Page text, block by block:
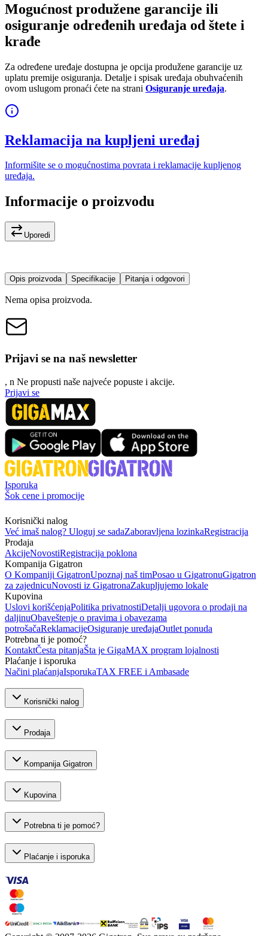
Mogućnost produžene garancije ili
osiguranje određenih uređaja od štete i
krađe
Za određene uređaje dostupna je opcija produžene garancije uz
uplatu premije osiguranja. Detalje i spisak uređaja obuhvaćenih
ovom uslugom pronaći ćete na strani Osiguranje uređaja.
Reklamacija na kupljeni uređaj
Informišite se o mogućnostima povrata i reklamacije kupljenog
uređaja.
Informacije o proizvodu
Uporedi
Opis proizvoda Specifikacije Pitanja i odgovori
Nema opisa proizvoda.
Prijavi se na naš newsletter
, n Ne propusti naše najveće popuste i akcije.
Prijavi se
Isporuka
Šok cene i promocije
Korisnički nalog
Već imaš nalog? Uloguj se sadaZaboravljena lozinkaRegistracija
Prodaja
AkcijeNovostiRegistracija poklona
Kompanija Gigatron
O Kompaniji GigatronUpoznaj naš timPosao u GigatronuGigatron
za zajednicuNovosti iz GigatronaZakupljujemo lokale
Kupovina
Uslovi korišćenjaPolitika privatnostiDetalji ugovora o prodaji na
daljinuObaveštenje o pravima i obavezama
potrošačaReklamacijeOsiguranje uređajaOutlet ponuda
Potrebna ti je pomoć?
KontaktČesta pitanjaŠta je GigaMAX program lojalnosti
Plaćanje i isporuka
Načini plaćanjaIsporukaTAX FREE i Ambasade
Korisnički nalog
Prodaja
Kompanija Gigatron
Kupovina
Potrebna ti je pomoć?
Plaćanje i isporuka